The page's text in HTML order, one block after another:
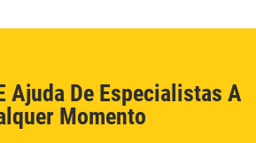
Ajuda De Especialistas A
Momento